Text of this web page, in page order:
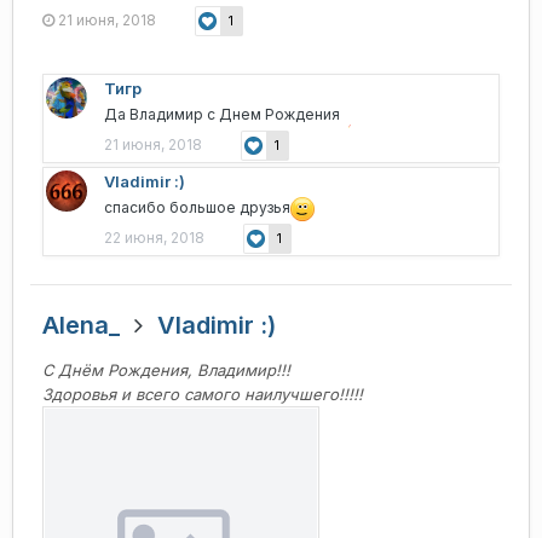
21 июня, 2018 1
Тигр
Да Владимир с Днем Рождения
21 июня, 2018
1
Vladimir :)
спасибо большое друзья
22 июня, 2018
1
Alena_ Vladimir :)
С Днём Рождения, Владимир!!!
Здоровья и всего самого наилучшего!!!!!